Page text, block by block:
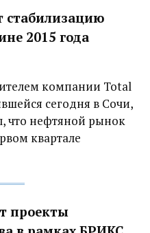
стабилизацию
2015 года
компании Total
сегодня в Сочи,
что нефтяной рынок
квартале
проекты